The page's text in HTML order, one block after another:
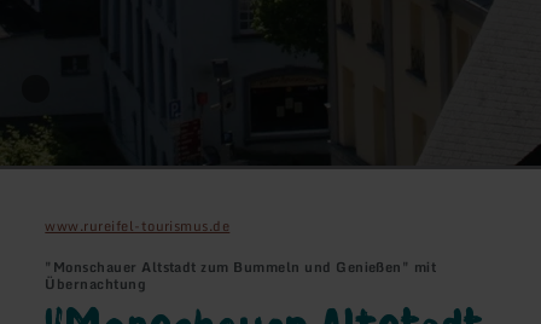
www.rureifel-tourismus.de
"Monschauer Altstadt zum Bummeln und Genießen" mit
Übernachtung